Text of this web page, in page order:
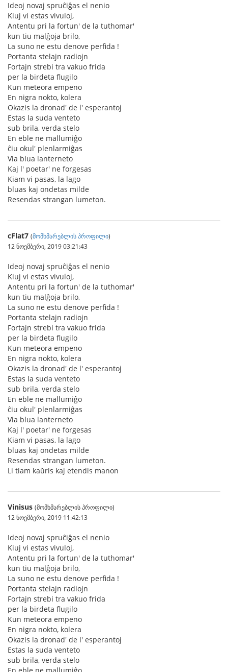
Ideoj novaj spruĉiĝas el nenio
Kiuj vi estas vivuloj,
Antentu pri la fortun' de la tuthomar'
kun tiu malĝoja brilo,
La suno ne estu denove perfida !
Portanta stelajn radiojn
Fortajn strebi tra vakuo frida
per la birdeta flugilo
Kun meteora empeno
En nigra nokto, kolera
Okazis la dronad' de l' esperantoj
Estas la suda venteto
sub brila, verda stelo
En eble ne mallumiĝo
ĉiu okul' plenlarmiĝas
Via blua lanterneto
Kaj l' poetar' ne forgesas
Kiam vi pasas, la lago
bluas kaj ondetas milde
Resendas strangan lumeton.
cFlat7 (მომხმარებლის პროფილი)
12 ნოემბერი, 2019 03:21:43
Ideoj novaj spruĉiĝas el nenio
Kiuj vi estas vivuloj,
Antentu pri la fortun' de la tuthomar'
kun tiu malĝoja brilo,
La suno ne estu denove perfida !
Portanta stelajn radiojn
Fortajn strebi tra vakuo frida
per la birdeta flugilo
Kun meteora empeno
En nigra nokto, kolera
Okazis la dronad' de l' esperantoj
Estas la suda venteto
sub brila, verda stelo
En eble ne mallumiĝo
ĉiu okul' plenlarmiĝas
Via blua lanterneto
Kaj l' poetar' ne forgesas
Kiam vi pasas, la lago
bluas kaj ondetas milde
Resendas strangan lumeton.
Li tiam kaŭris kaj etendis manon
Vinisus (მომხმარებლის პროფილი)
12 ნოემბერი, 2019 11:42:13
Ideoj novaj spruĉiĝas el nenio
Kiuj vi estas vivuloj,
Antentu pri la fortun' de la tuthomar'
kun tiu malĝoja brilo,
La suno ne estu denove perfida !
Portanta stelajn radiojn
Fortajn strebi tra vakuo frida
per la birdeta flugilo
Kun meteora empeno
En nigra nokto, kolera
Okazis la dronad' de l' esperantoj
Estas la suda venteto
sub brila, verda stelo